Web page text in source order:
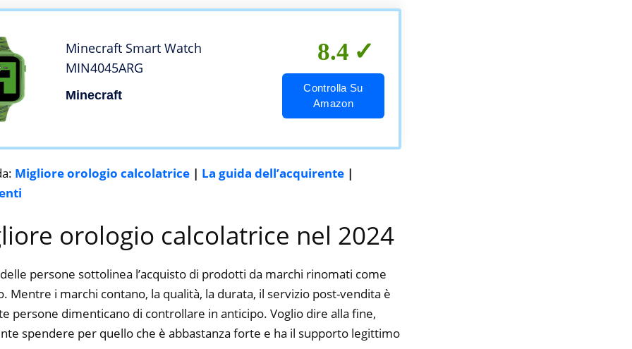
Minecraft Smart Watch
MIN4045ARG
Minecraft
8.4
Controlla Su
Amazon
Migliore orologio calcolatrice | La guida dell’acquirente |
orologio calcolatrice nel 2024
persone sottolinea l’acquisto di prodotti da marchi rinomati come
Mentre i marchi contano, la qualità, la durata, il servizio post-vendita è
persone dimenticano di controllare in anticipo. Voglio dire alla fine,
spendere per quello che è abbastanza forte e ha il supporto legittimo